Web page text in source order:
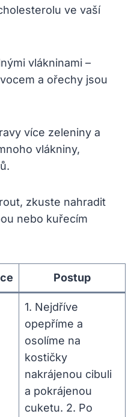
ve vaší
vlákninami –
a ořechy ‍jsou
více zeleniny a
‌vlákniny,⁣
zkuste nahradit
nebo kuřecím
Postup
1. Nejdříve
opepříme a⁣
osolíme na
kostičky
nakrájenou⁣ cibuli‌
a pokrájenou
cuketu. 2. Po